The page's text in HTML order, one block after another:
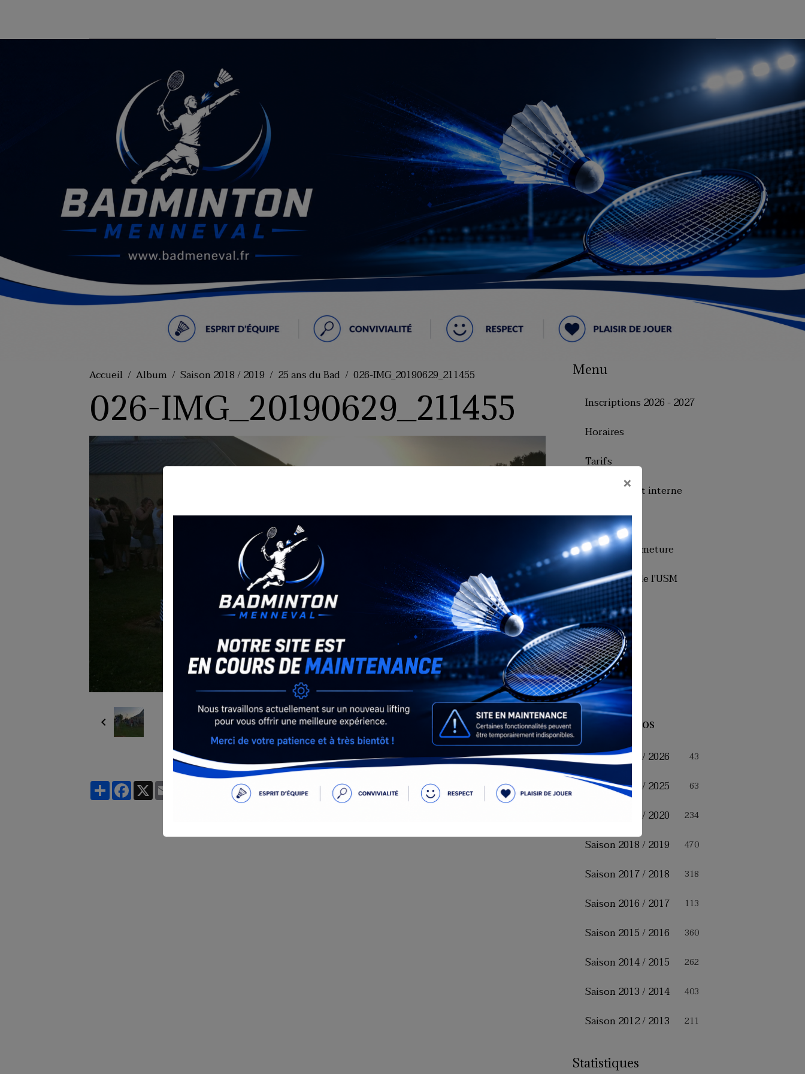
Accueil Album Saison 2018 / 2019 25 ans du Bad 026-IMG_20190629_211455
026-IMG_20190629_211455
Retour
PartagerFacebook
X
Menu
Inscriptions 2026 - 2027
Horaires
Tarifs
Le règlement interne
Le bureau
Dates de fermeture
Historique de l'USM
Badminton
Presse
Facebook
Album photos
Saison 2025 / 2026 43
Saison 2024 / 2025 63
Saison 2019 / 2020 234
Saison 2018 / 2019 470
Saison 2017 / 2018 318
Saison 2016 / 2017 113
Saison 2015 / 2016 360
Saison 2014 / 2015 262
Saison 2013 / 2014 403
Saison 2012 / 2013 211
Statistiques
×